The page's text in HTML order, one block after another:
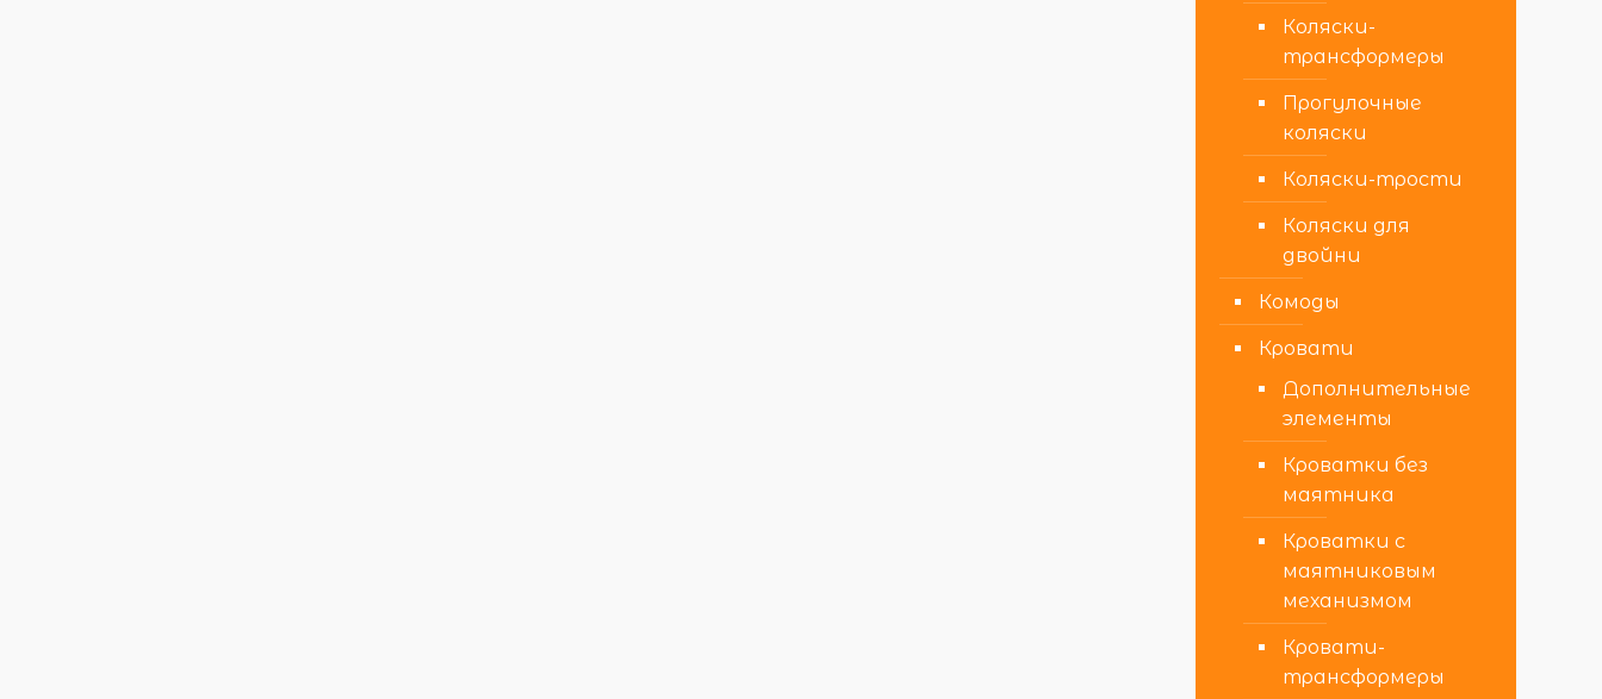
Коляски-
трансформеры
Прогулочные
коляски
Коляски-трости
Коляски для
двойни
Комоды
Кровати
Дополнительные
элементы
Кроватки без
маятника
Кроватки с
маятниковым
механизмом
Кровати-
трансформеры